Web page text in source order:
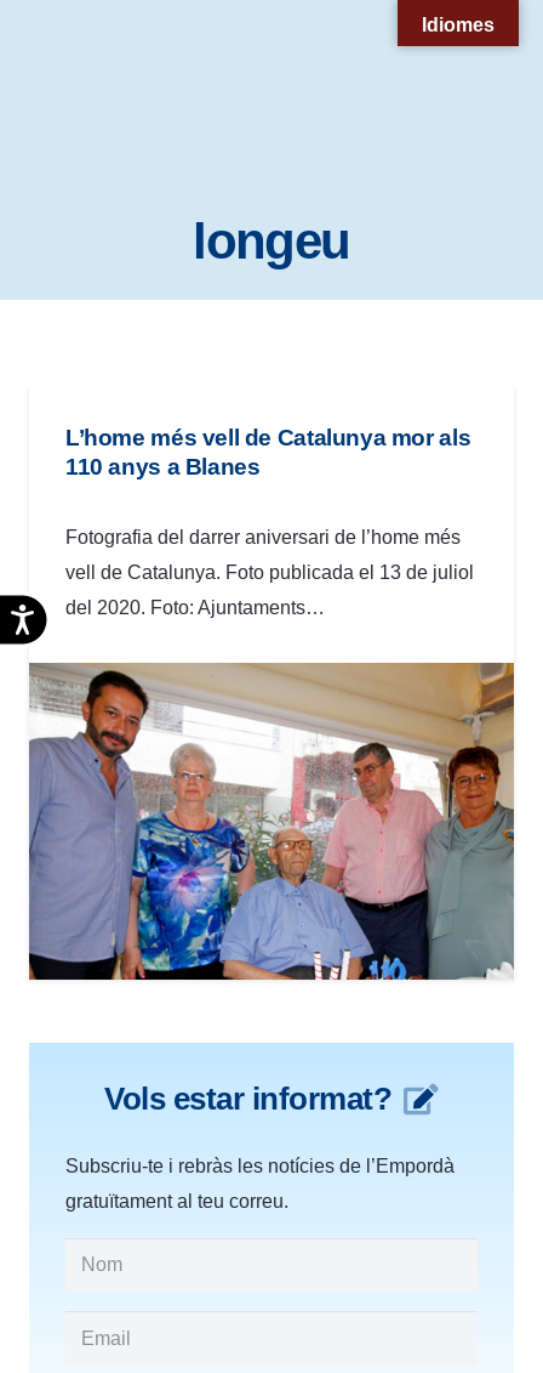
accesibilidad.
Accesibilidad
longeu
L’home més vell de Catalunya mor als
110 anys a Blanes
Fotografia del darrer aniversari de l’home més
vell de Catalunya. Foto publicada el 13 de juliol
del 2020. Foto: Ajuntaments…
Vols estar informat?
Subscriu-te i rebràs les notícies de l’Empordà
gratuïtament al teu correu.
Idiomes